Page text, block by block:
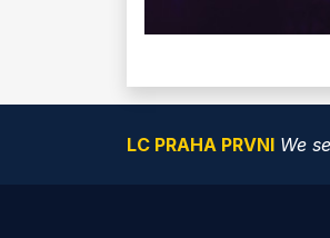
LC PRAHA PRVNI We